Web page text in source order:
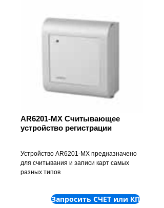
AR6201-MX Считывающее
устройство регистрации
Устройство AR6201-MX предназначено
для считывания и записи карт самых
разных типов
Запросить СЧЕТ или КП